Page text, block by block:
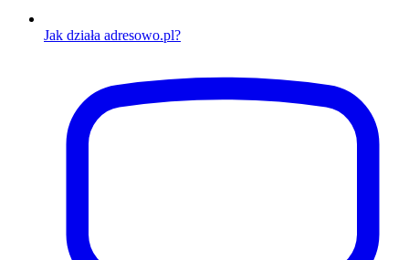
Jak działa adresowo.pl?